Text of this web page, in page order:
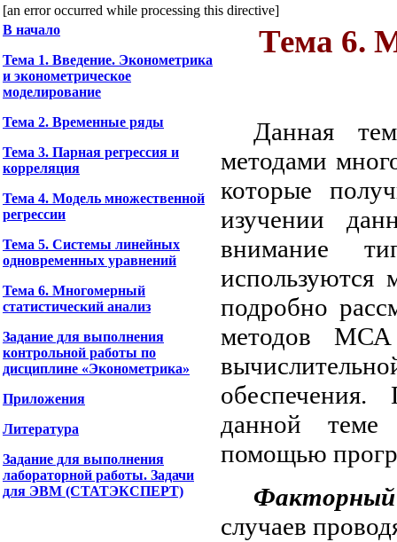
[an error occurred while processing this directive]
В начало
Тема 1. Введение. Эконометрика
и эконометрическое
моделирование
Тема 2. Временные ряды
Тема 3. Парная регрессия и
корреляция
Тема 4. Модель множественной
регрессии
Тема 5. Системы линейных
одновременных уравнений
Тема 6. Многомерный
статистический анализ
Задание для выполнения
контрольной работы по
дисциплине «Эконометрика»
Приложения
Литература
Задание для выполнения
лабораторной работы. Задачи
для ЭВМ (СТАТЭКСПЕРТ)
Тема 6.
Данная
методами
которые
изучении
внимание
подробно
методов МСА
обеспечения.
данной теме
помощью
Факторный
случаев